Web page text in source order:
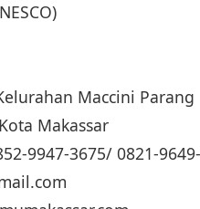
Maccini Parang
Makassar
9947-3675/ 0821-